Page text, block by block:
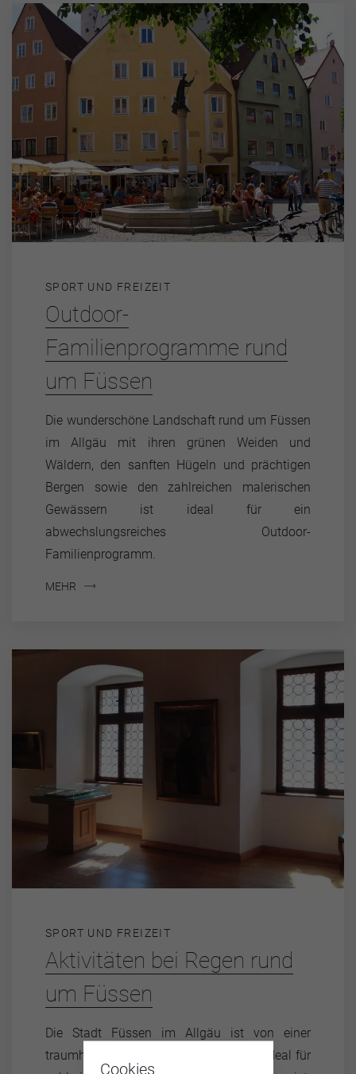
SPORT UND FREIZEIT
Outdoor-
Familienprogramme rund
um Füssen
Die wunderschöne Landschaft rund um Füssen
im Allgäu mit ihren grünen Weiden und
Wäldern, den sanften Hügeln und prächtigen
Bergen sowie den zahlreichen malerischen
Gewässern ist ideal für ein
abwechslungsreiches Outdoor-
Familienprogramm.
MEHR
SPORT UND FREIZEIT
Aktivitäten bei Regen rund
um Füssen
Die Stadt Füssen im Allgäu ist von einer
traumhaften Landschaft umgeben, die ideal für
Cookies